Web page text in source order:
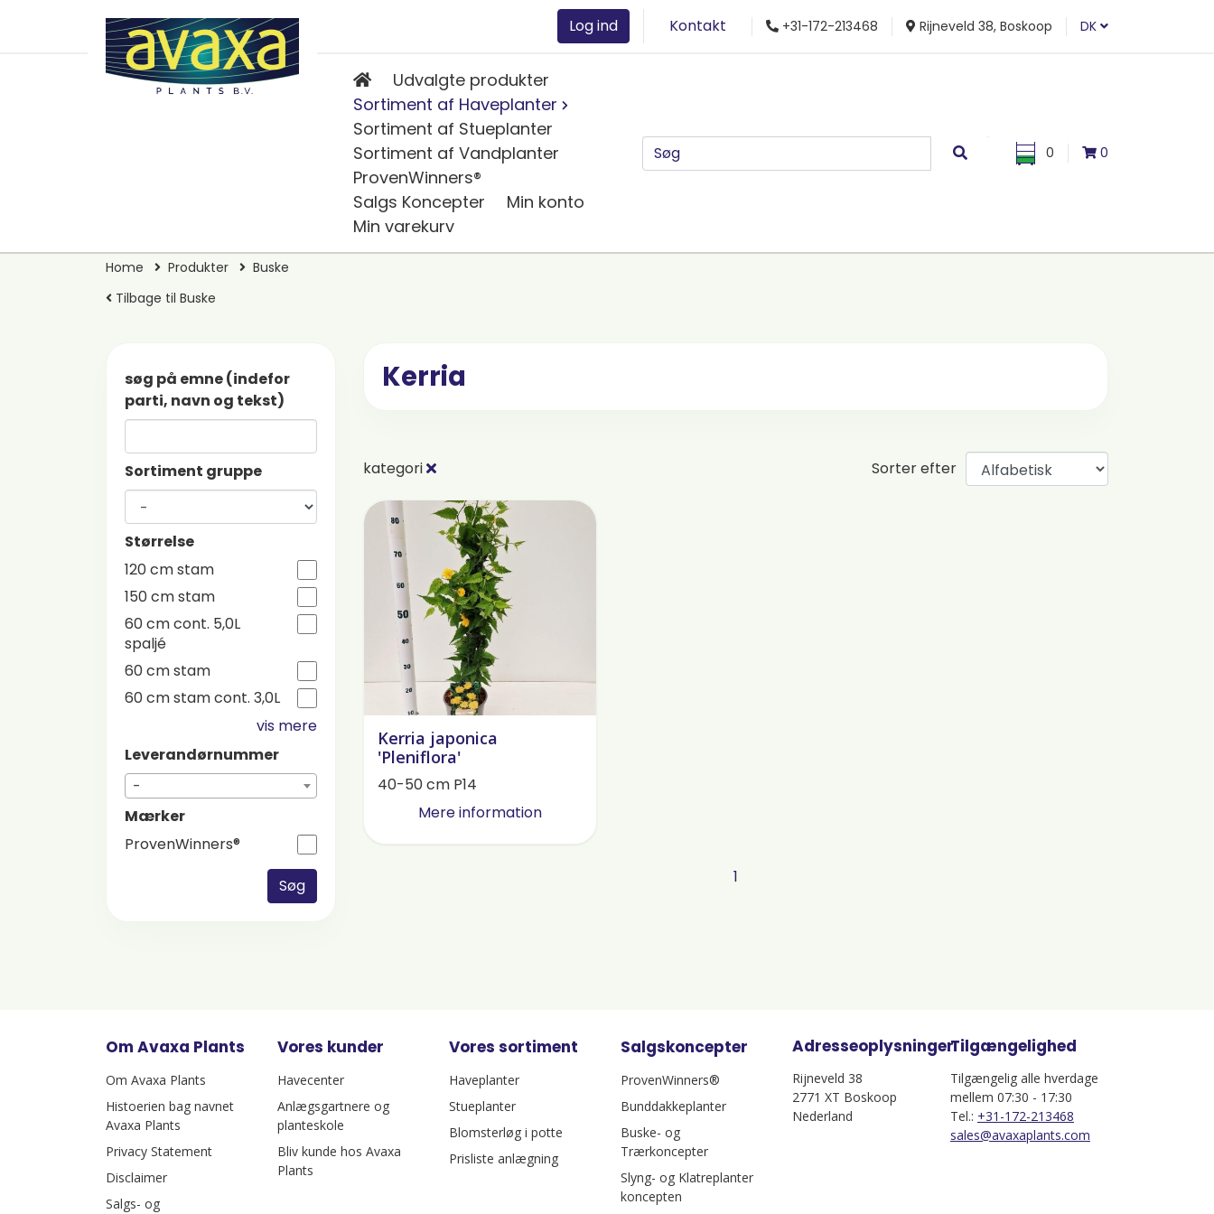
Log ind Kontakt +31-172-213468 Rijneveld 38, Boskoop DK
Udvalgte produkter
Sortiment af Haveplanter
Sortiment af Stueplanter
Sortiment af Vandplanter
ProvenWinners®
Salgs Koncepter
Min konto
Min varekurv
0 0
Home Produkter
Buske
Tilbage til Buske
søg på emne (indefor
parti, navn og tekst)
Sortiment gruppe
Størrelse
120 cm stam
150 cm stam
60 cm cont. 5,0L
spaljé
60 cm stam
60 cm stam cont. 3,0L
vis mere
Leverandørnummer
-
Mærker
ProvenWinners®
Søg
Kerria
kategori Sorter efter
Kerria japonica
'Pleniflora'
40-50 cm P14
Mere information
1
Om Avaxa Plants
Om Avaxa Plants
Histoerien bag navnet
Avaxa Plants
Privacy Statement
Disclaimer
Salgs- og
Vores kunder
Havecenter
Anlægsgartnere og
planteskole
Bliv kunde hos Avaxa
Plants
Vores sortiment
Haveplanter
Stueplanter
Blomsterløg i potte
Prisliste anlægning
Salgskoncepter
ProvenWinners®
Bunddakkeplanter
Buske- og
Trærkoncepter
Slyng- og Klatreplanter
koncepten
Adresseoplysninger
Rijneveld 38
2771 XT Boskoop
Nederland
Tilgængelighed
Tilgængelig alle hverdage
mellem 07:30 - 17:30
Tel.: +31-172-213468
sales@avaxaplants.com